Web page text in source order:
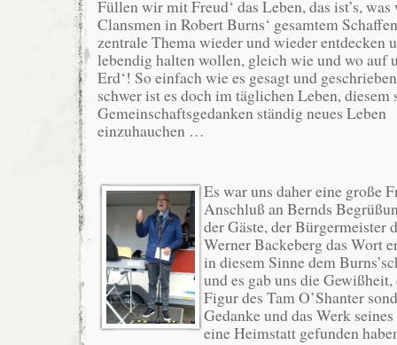
Füllen wir mit Freud‘ das Leben, das ist’s,
Clansmen in Robert Burns‘ gesamtem
zentrale Thema wieder und wieder entdecken
lebendig halten wollen, gleich wie und wo auf
Erd‘! So einfach wie es gesagt und
schwer ist es doch im täglichen Leben, diesem
Gemeinschaftsgedanken ständig neues Leben
einzuhauchen …
Es war uns daher eine große
Anschluß an Bernds
der Gäste, der Bürgermeister
Werner Backeberg das Wort
in diesem Sinne dem
und es gab uns die
Figur des Tam O’Shanter
Gedanke und das Werk
eine Heimstatt gefunden